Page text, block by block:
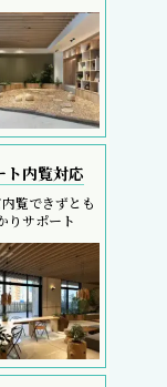
ト内覧対応
覧できずとも
りサポート